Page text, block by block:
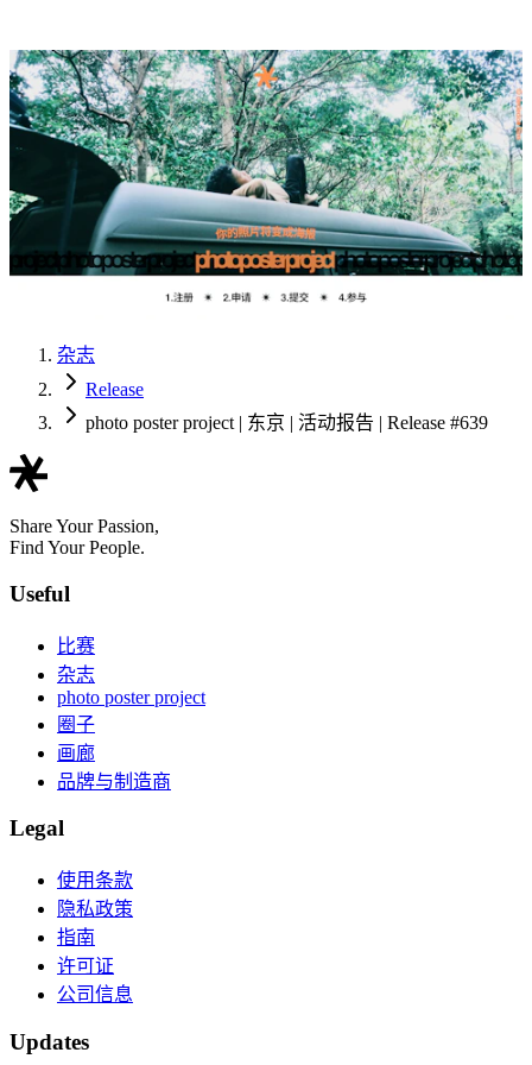
杂志
Release
photo poster project | 东京 | 活动报告 | Release #639
Share Your Passion,
Find Your People.
Useful
比赛
杂志
photo poster project
圈子
画廊
品牌与制造商
Legal
使用条款
隐私政策
指南
许可证
公司信息
Updates